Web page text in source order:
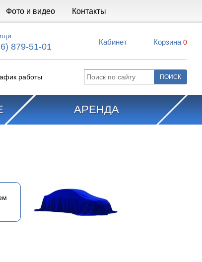
Фото и видео Контакты
879-51-01 Кабинет Корзина 0
работы
АРЕНДА